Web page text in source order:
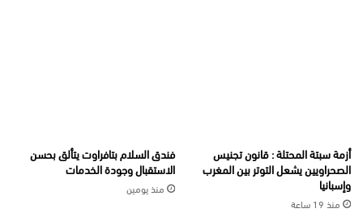
أزمة سبتة المحتلة : قانون تجنيس
الصحراويين يشعل التوتر بين المغرب
وإسبانيا
منذ 19 ساعة
فندق السلام بتافراوت يتألق بحسن
الاستقبال وجودة الخدمات
منذ يومين